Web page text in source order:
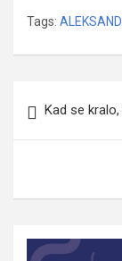
Tags:
članaka
Kad se